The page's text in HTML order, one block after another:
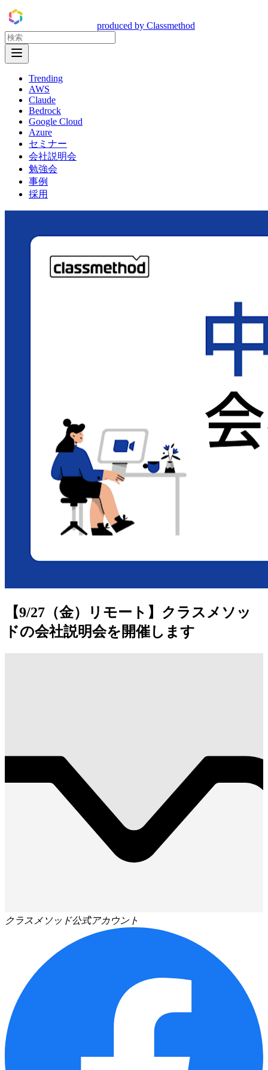
produced by Classmethod
Trending
AWS
Claude
Bedrock
Google Cloud
Azure
セミナー
会社説明会
勉強会
事例
採用
【9/27（金）リモート】クラスメソッ
ドの会社説明会を開催します
クラスメソッド公式アカウント